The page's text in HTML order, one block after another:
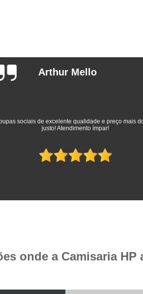
Arthur Mello
sociais de excelente qualidade e preço mais do que
justo! Atendimento ímpar!
onde a Camisaria HP